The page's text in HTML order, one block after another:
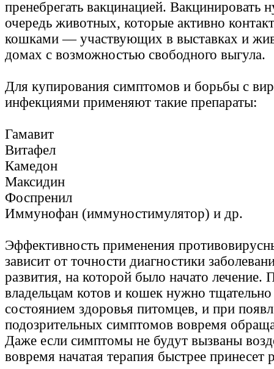
пренебрегать вакцинацией. Вакцинировать
очередь животных, которые активно
кошками — участвующих в выставках и
домах с возможностью свободного выгула.
Для купирования симптомов и борьбы с
инфекциями применяют такие препараты:
Гамавит
Витафел
Камедон
Максидин
Фоспренил
Иммунофан (иммуностимулятор) и др.
Эффективность применения
зависит от точности диагностики
развития, на которой было начато лечение.
владельцам котов и кошек нужно тщательно
состоянием здоровья питомцев, и при
подозрительных симптомов вовремя
Даже если симптомы не будут вызваны
вовремя начатая терапия быстрее принесет